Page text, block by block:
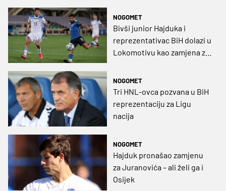
NOGOMET
Bivši junior Hajduka i
reprezentativac BiH dolazi u
Lokomotivu kao zamjena za
NOGOMET
Tri HNL-ovca pozvana u BiH
reprezentaciju za Ligu
nacija
NOGOMET
Hajduk pronašao zamjenu
za Juranovića – ali želi ga i
Osijek